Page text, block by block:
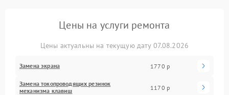
Цены на услуги ремонта
Цены актуальны на текущую дату 07.08.2026
Замена экрана 1770 р
Замена токопроводящих резинок
механизма клавиш
1170 р